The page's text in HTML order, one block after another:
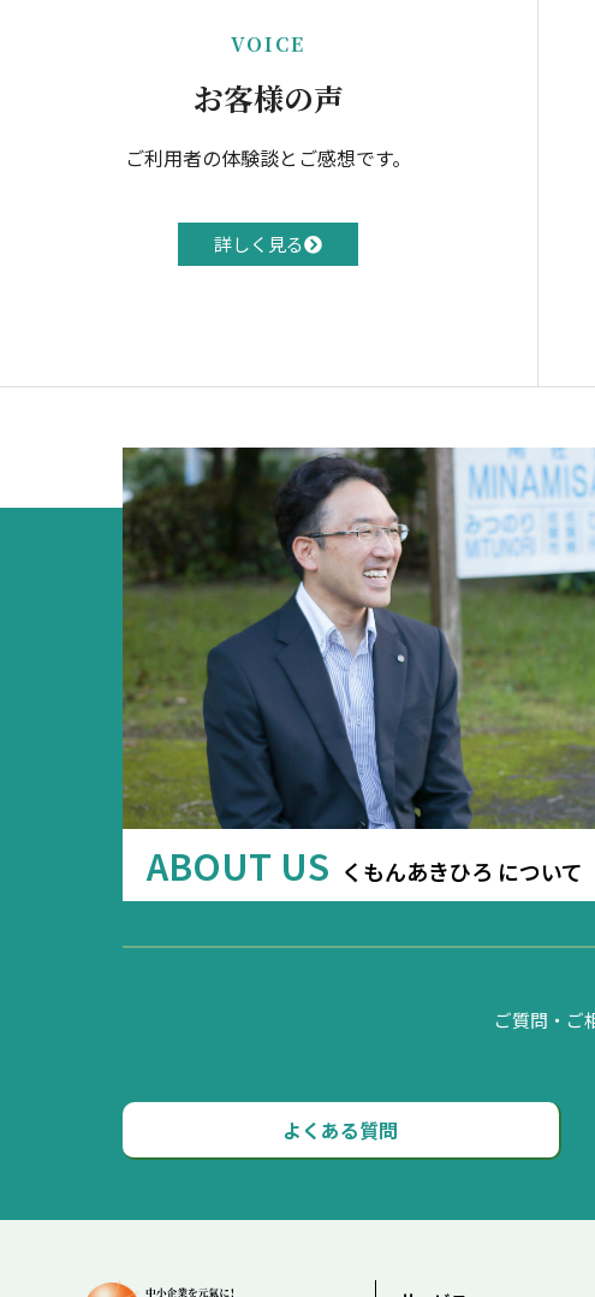
VOICE
お客様の声
ご利用者の体験談とご感想です。
詳しく見る
ABOUT US くもんあきひろ について
ご質問・ご
よくある質問